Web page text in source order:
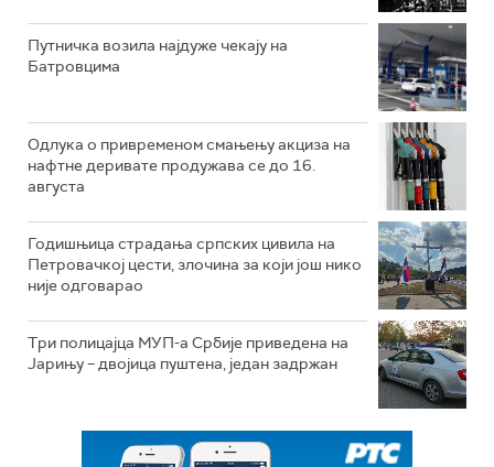
Путничка возила најдуже чекају на
Батровцима
Одлука о привременом смањењу акциза на
нафтне деривате продужава се до 16.
августа
Годишњица страдања српских цивила на
Петровачкој цести, злочина за који још нико
није одговарао
Три полицајца МУП-а Србије приведена на
Јарињу – двојица пуштена, један задржан